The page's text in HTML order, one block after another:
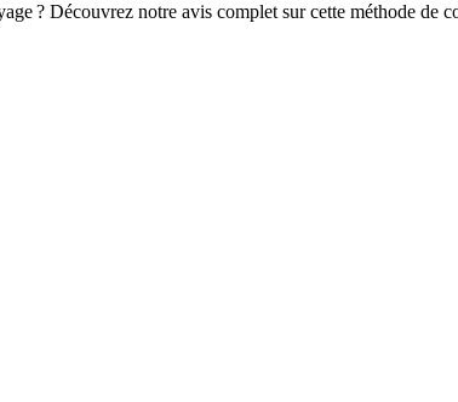
? Découvrez notre avis complet sur cette méthode de